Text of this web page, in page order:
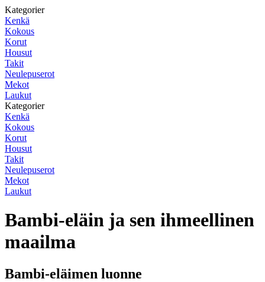
Kategorier
Kenkä
Kokous
Korut
Housut
Takit
Neulepuserot
Mekot
Laukut
Kategorier
Kenkä
Kokous
Korut
Housut
Takit
Neulepuserot
Mekot
Laukut
Bambi-eläin ja sen ihmeellinen
maailma
Bambi-eläimen luonne